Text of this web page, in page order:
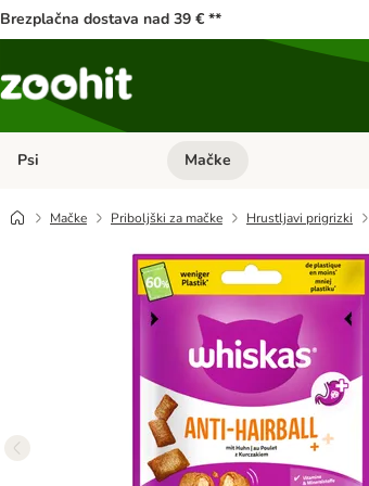
Brezplačna dostava nad 39 € **
Psi Odprite meni kategorij: Psi
Mačke
Mačke Priboljški za mačke Hrustljavi prigrizki